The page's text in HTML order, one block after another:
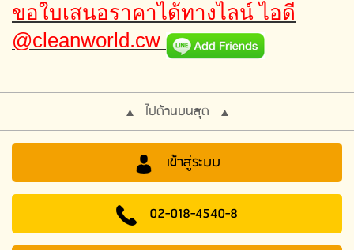
ขอใบเสนอราคาได้ทางไลน์ ไอดี
@cleanworld.cw
ไปด้านบนสุด
เข้าสู่ระบบ
02-018-4540-8